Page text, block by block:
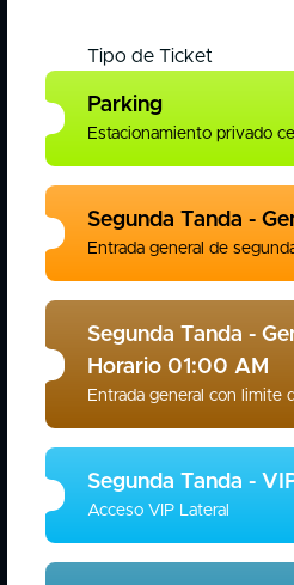
Tipo de Ticket
Parking
Estacionamiento privado
Segunda Tanda -
Entrada general de
Segunda Tanda -
Horario 01:00 AM
Entrada general con limite
Segunda Tanda -
Acceso VIP Lateral